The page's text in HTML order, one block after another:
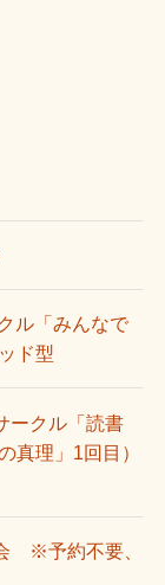
ル「みんなで
ド型
ークル「読書
真理」1回目）
※予約不要、